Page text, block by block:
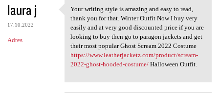
laura j
17.10.2022
Adres
Your writing style is amazing
Your writing style is amazing and easy to read,
thank you for that. Winter Outfit Now I buy very
easily and at very good discounted price if you are
looking to buy then go to paragon jackets and get
their most popular Ghost Scream 2022 Costume
https://www.leatherjacketz.com/product/scream-
2022-ghost-hooded-costume/Halloween Outfit.